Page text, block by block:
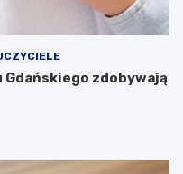
Gdańskiego zdobywają